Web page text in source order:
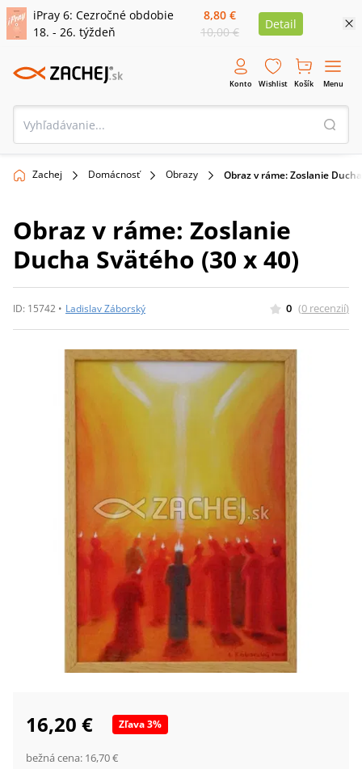
iPray 6: Cezročné obdobie
18. - 26. týždeň
8,80 €
10,00 €
Detail
Konto Wishlist Košík Menu
Zachej Domácnosť Obrazy Obraz v ráme: Zoslanie
Obraz v ráme: Zoslanie
Ducha Svätého (30 x 40)
ID: 15742 • Ladislav Záborský 0 (0 recenzií)
16,20 € Zľava3%
bežná cena: 16,70 €